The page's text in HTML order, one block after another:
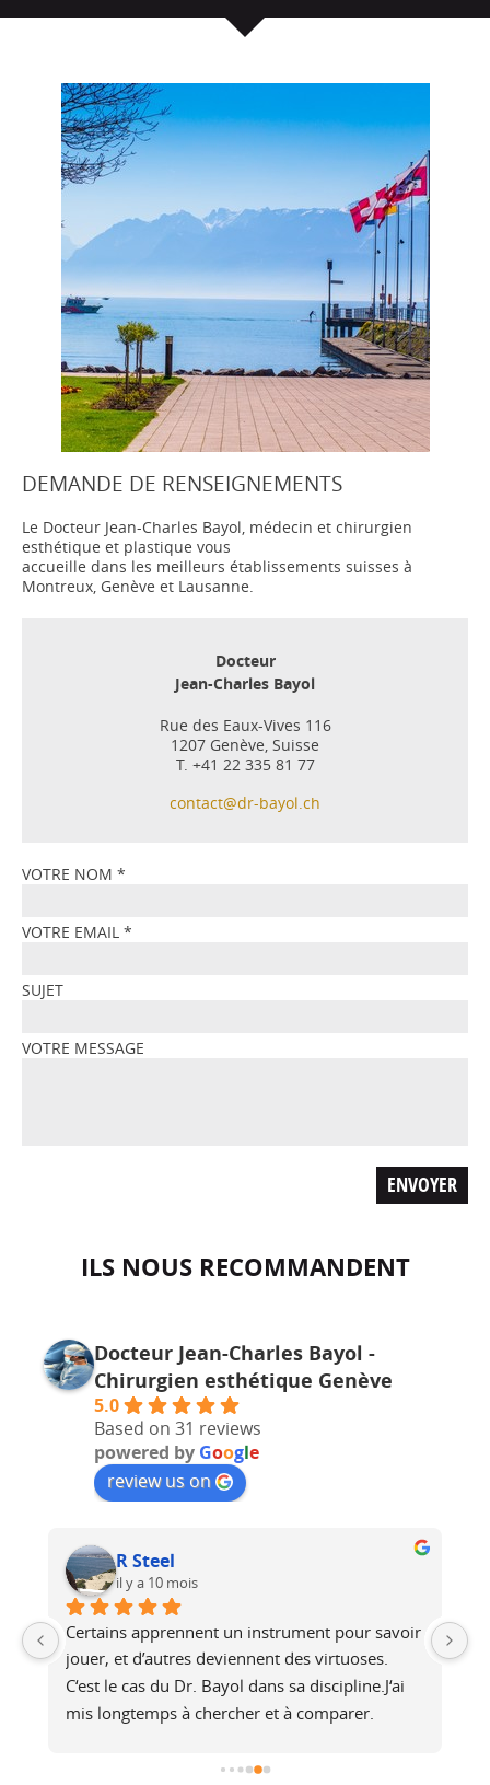
DEMANDE DE RENSEIGNEMENTS
Le Docteur Jean-Charles Bayol, médecin et chirurgien
esthétique et plastique vous
accueille dans les meilleurs établissements suisses à
Montreux, Genève et Lausanne.
Docteur
Jean-Charles Bayol
Rue des Eaux-Vives 116
1207 Genève, Suisse
T. +41 22 335 81 77
contact@dr-bayol.ch
VOTRE NOM *
VOTRE EMAIL *
SUJET
VOTRE MESSAGE
ILS NOUS RECOMMANDENT
Docteur Jean-Charles Bayol -
Chirurgien esthétique Genève
5.0
Based on 31 reviews
powered by Google
review us on
R Steel
il y a 10 mois
Certains apprennent un instrument pour savoir
jouer, et d’autres deviennent des virtuoses.
C‘est le cas du Dr. Bayol dans sa discipline.J‘ai
mis longtemps à chercher et à comparer.
simplicité liée à une grande efficacité.Il sait